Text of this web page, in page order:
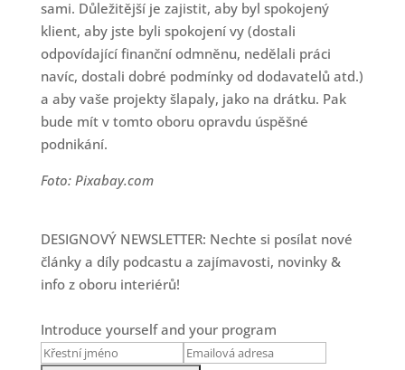
sami. Důležitější je zajistit, aby byl spokojený
klient, aby jste byli spokojení vy (dostali
odpovídající finanční odmněnu, nedělali práci
navíc, dostali dobré podmínky od dodavatelů atd.)
a aby vaše projekty šlapaly, jako na drátku. Pak
bude mít v tomto oboru opravdu úspěšné
podnikání.
Foto: Pixabay.com
DESIGNOVÝ NEWSLETTER: Nechte si posílat nové
články a díly podcastu a zajímavosti, novinky &
info z oboru interiérů!
Introduce yourself and your program